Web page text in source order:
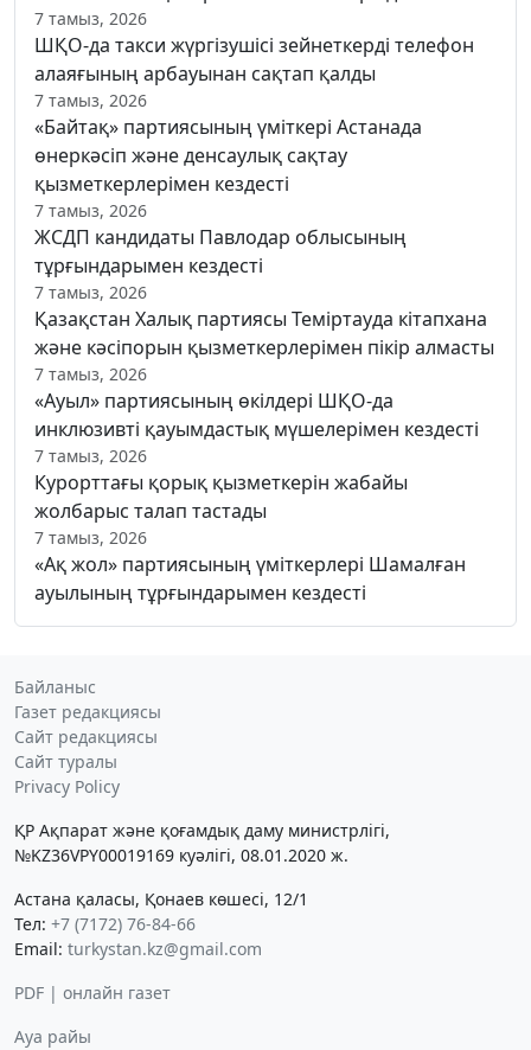
7 тамыз, 2026
ШҚО-да такси жүргізушісі зейнеткерді телефон
алаяғының арбауынан сақтап қалды
7 тамыз, 2026
«Байтақ» партиясының үміткері Астанада
өнеркәсіп және денсаулық сақтау
қызметкерлерімен кездесті
7 тамыз, 2026
ЖСДП кандидаты Павлодар облысының
тұрғындарымен кездесті
7 тамыз, 2026
Қазақстан Халық партиясы Теміртауда кітапхана
және кәсіпорын қызметкерлерімен пікір алмасты
7 тамыз, 2026
«Ауыл» партиясының өкілдері ШҚО-да
инклюзивті қауымдастық мүшелерімен кездесті
7 тамыз, 2026
Курорттағы қорық қызметкерін жабайы
жолбарыс талап тастады
7 тамыз, 2026
«Ақ жол» партиясының үміткерлері Шамалған
ауылының тұрғындарымен кездесті
Байланыс
Газет редакциясы
Сайт редакциясы
Сайт туралы
Privacy Policy
ҚР Ақпарат және қоғамдық даму министрлігі,
№KZ36VPY00019169 куәлігі, 08.01.2020 ж.
Астана қаласы, Қонаев көшесі, 12/1
Тел: +7 (7172) 76-84-66
Email: turkystan.kz@gmail.com
PDF | онлайн газет
Ауа райы